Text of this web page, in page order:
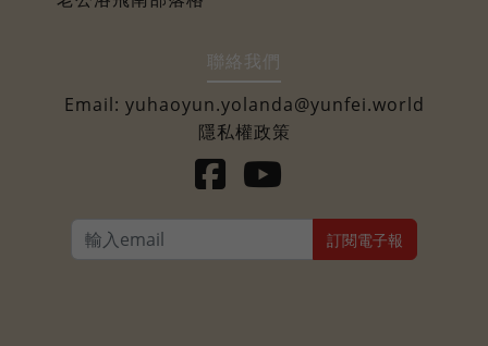
聯絡我們
Email: yuhaoyun.yolanda@yunfei.world
隱私權政策
訂閱電子報